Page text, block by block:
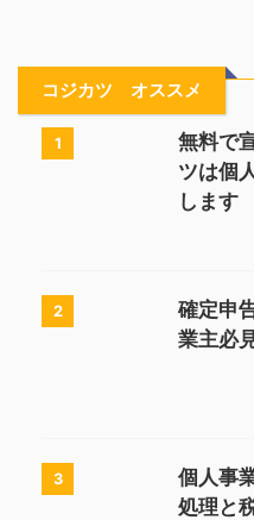
コジカツ オススメ
1
無料で
ツは個
します
2
確定申
業主必
3
個人事
処理と